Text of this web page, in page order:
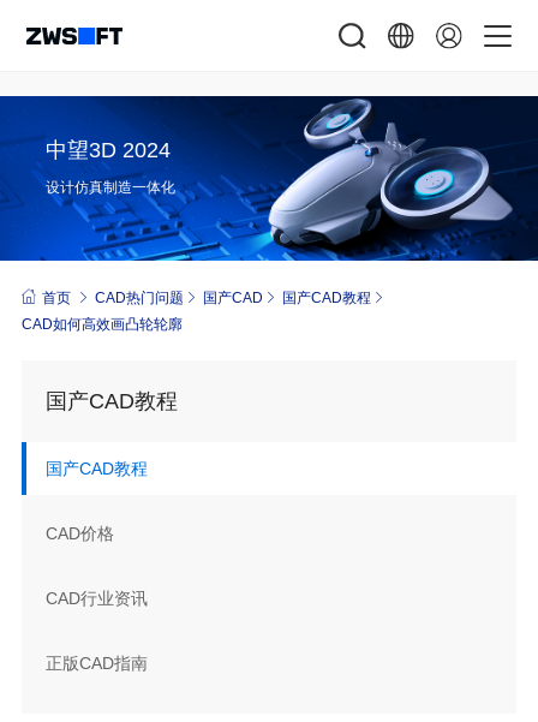
中望3D 2024
设计仿真制造一体化
首页 CAD热门问题 国产CAD
国产CAD教程
CAD如何高效画凸轮轮廓
国产CAD教程
国产CAD教程
CAD价格
CAD行业资讯
正版CAD指南